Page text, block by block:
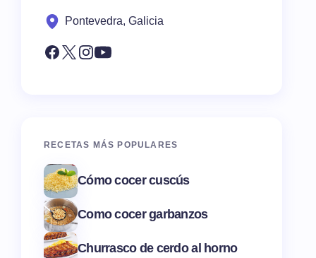
Pontevedra, Galicia
RECETAS MÁS POPULARES
Cómo cocer cuscús
Como cocer garbanzos
Churrasco de cerdo al horno